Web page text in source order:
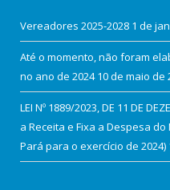
Vereadores 2025-2028 1 de
Até o momento, não foram
no ano de 2024 10 de maio de
LEI Nº 1889/2023, DE 11 DE
a Receita e Fixa a Despesa
Pará para o exercício de 2024)